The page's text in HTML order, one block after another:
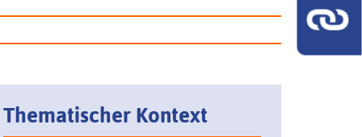
Thematischer Kontext